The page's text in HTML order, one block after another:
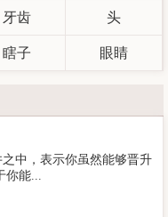
牙齿 头
瞎子 眼睛
中，表示你虽然能够晋升
你能...